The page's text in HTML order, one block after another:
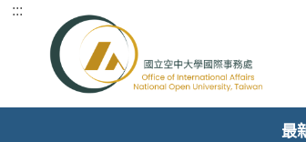
跳到主要內容區塊
:::
最